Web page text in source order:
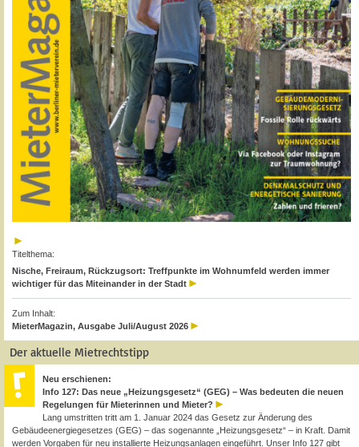
Titelthema:
Nische, Freiraum, Rückzugsort: Treffpunkte im Wohnumfeld werden immer
wichtiger für das Miteinander in der Stadt
Zum Inhalt:
MieterMagazin, Ausgabe Juli/August 2026
Der aktuelle Mietrechtstipp
Neu erschienen:
Info 127: Das neue „Heizungsgesetz“ (GEG) – Was bedeuten die neuen
Regelungen für Mieterinnen und Mieter?
Lang umstritten tritt am 1. Januar 2024 das Gesetz zur Änderung des
Gebäudeenergiegesetzes (GEG) – das sogenannte „Heizungsgesetz“ – in Kraft. Damit
werden Vorgaben für neu installierte Heizungsanlagen eingeführt. Unser Info 127 gibt